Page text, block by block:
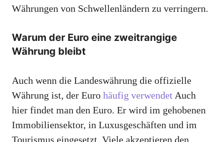
Währungen von Schwellenländern zu verringern.
Warum der Euro eine zweitrangige
Währung bleibt
Auch wenn die Landeswährung die offizielle
Währung ist, der Euro häufig verwendet Auch
hier findet man den Euro. Er wird im gehobenen
Immobiliensektor, in Luxusgeschäften und im
Tourismus eingesetzt. Viele akzeptieren den